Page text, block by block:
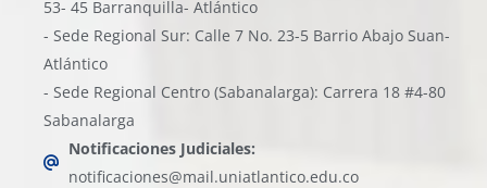
53- 45 Barranquilla- Atlántico
- Sede Regional Sur: Calle 7 No. 23-5 Barrio Abajo Suan-
Atlántico
- Sede Regional Centro (Sabanalarga): Carrera 18 #4-80
Sabanalarga
Notificaciones Judiciales:
notificaciones@mail.uniatlantico.edu.co